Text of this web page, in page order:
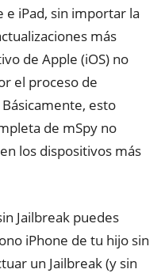
e iPad, sin importar la
más
de Apple (iOS) no
el proceso de
esto
de mSpy no
los dispositivos más
Jailbreak puedes
iPhone de tu hijo sin
un Jailbreak (y sin